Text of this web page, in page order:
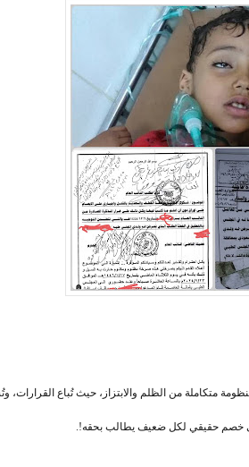
متكاملة من الظلم والابتزاز، حيث تُباع القرارات،
خصم حقيقي لكل ضعيف يطالب بحقه!.